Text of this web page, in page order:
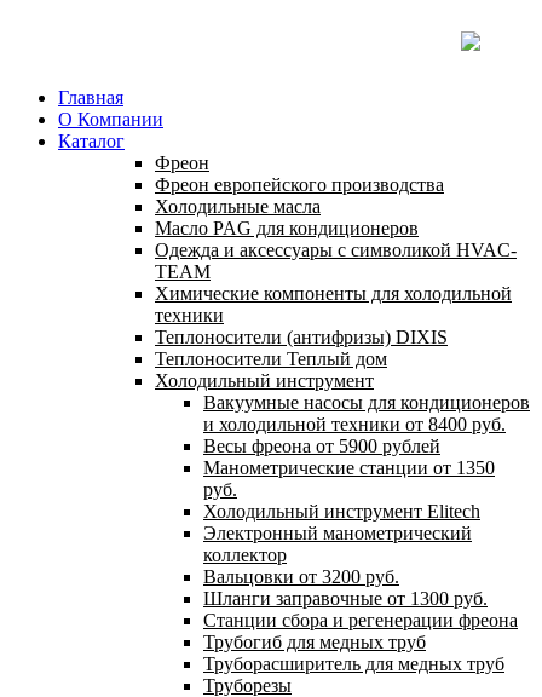
Главная
О Компании
Каталог
Фреон
Фреон европейского производства
Холодильные масла
Масло PAG для кондиционеров
Одежда и аксессуары с символикой HVAC-
TEAM
Химические компоненты для холодильной
техники
Теплоносители (антифризы) DIXIS
Теплоносители Теплый дом
Холодильный инструмент
Вакуумные насосы для кондиционеров
и холодильной техники от 8400 руб.
Весы фреона от 5900 рублей
Манометрические станции от 1350
руб.
Холодильный инструмент Elitech
Электронный манометрический
коллектор
Вальцовки от 3200 руб.
Шланги заправочные от 1300 руб.
Станции сбора и регенерации фреона
Трубогиб для медных труб
Труборасширитель для медных труб
Труборезы